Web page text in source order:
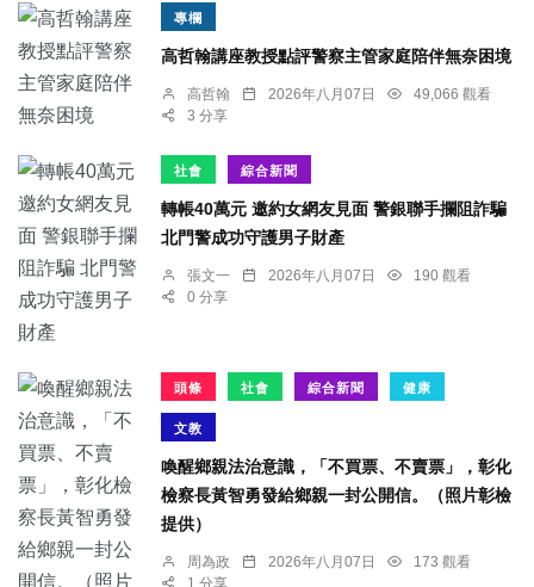
專欄
高哲翰講座教授點評警察主管家庭陪伴無奈困境
高哲翰 2026年八月07日
49,066 觀看
3 分享
社會 綜合新聞
轉帳40萬元 邀約女網友見面 警銀聯手攔阻詐騙
北門警成功守護男子財產
張文一 2026年八月07日
190 觀看
0 分享
頭條 社會 綜合新聞 健康
文教
喚醒鄉親法治意識，「不買票、不賣票」，彰化
檢察長黃智勇發給鄉親一封公開信。（照片彰檢
提供）
周為政 2026年八月07日
173 觀看
1 分享